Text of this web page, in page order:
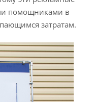
помощниками в
затратам.